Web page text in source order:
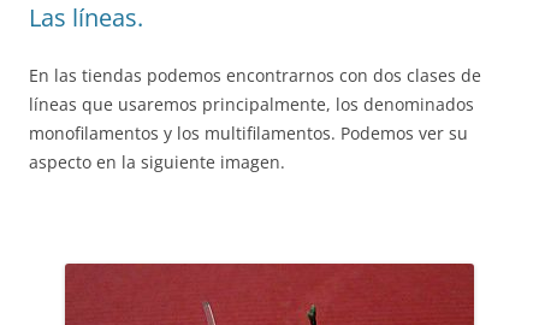
Las líneas.
En las tiendas podemos encontrarnos con dos clases de
líneas que usaremos principalmente, los denominados
monofilamentos y los multifilamentos. Podemos ver su
aspecto en la siguiente imagen.